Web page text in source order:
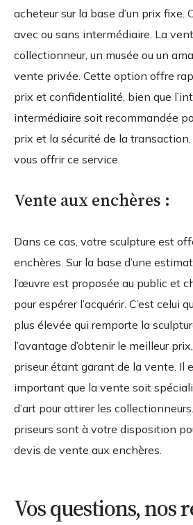
acheteur sur la base d’un prix fixe.
avec ou sans intermédiaire. La
collectionneur, un musée ou un
vente privée. Cette option offre
prix et confidentialité, bien que
intermédiaire soit recommandée
prix et la sécurité de la
vous offrir ce service.
Vente aux enchères :
Dans ce cas, votre sculpture est
enchères. Sur la base d’une
l’œuvre est proposée au public et
pour espérer l’acquérir. C’est celui
plus élevée qui remporte la
l’avantage d’obtenir le meilleur
priseur étant garant de la vente. Il
important que la vente soit
d’art pour attirer les
priseurs sont à votre disposition
devis de vente aux enchères.
Vos questions, nos